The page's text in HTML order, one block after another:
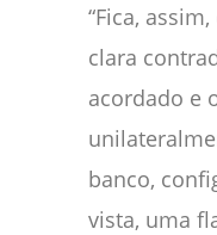
“Fica,
clara
acordado e
banco,
vista, uma